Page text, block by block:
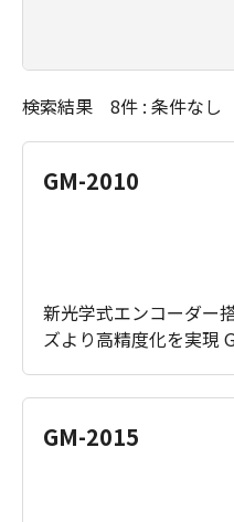
検索結果 8件 : 条件なし
GM-2010
新光学式エンコーダー
ズより高精度化を実現
GM-2015